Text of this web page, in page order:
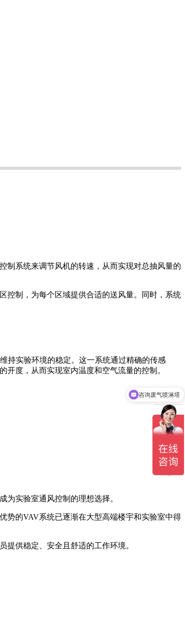
制系统来调节风机的转速，从而实现对总抽风量的
控制，为每个区域提供合适的送风量。同时，系统
持实验环境的稳定。这一系统通过精确的传感
度，从而实现室内温度和空气流量的控制。
为实验室通风控制的理想选择。
势的VAV系统已逐渐在大型高端楼宇和实验室中得
供稳定、安全且舒适的工作环境。
咨询活性炭吸附箱